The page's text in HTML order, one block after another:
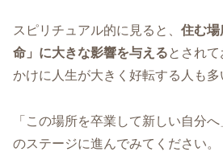
スピリチュアル的に見ると、 住む場
命」に大きな影響を与えるとされ
かけに人生が大きく好転する人も多
「この場所を卒業して新しい自分
のステージに進んでみてください。